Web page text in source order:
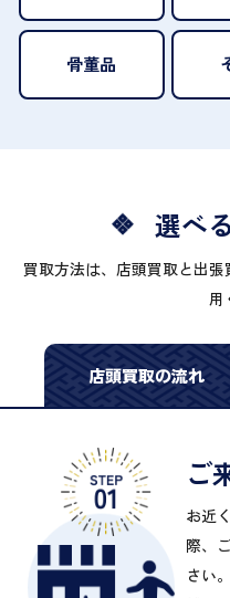
骨董品
選べ
買取方法は、店頭買取と出
用
店頭買取の流れ
ご
お近
際、
さい